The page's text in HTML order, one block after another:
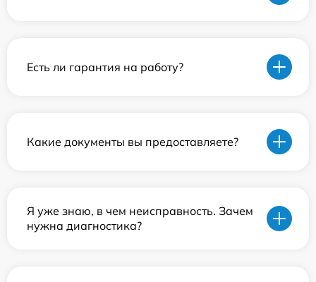
Есть ли гарантия на работу?
Какие документы вы предоставляете?
Я уже знаю, в чем неисправность. Зачем
нужна диагностика?